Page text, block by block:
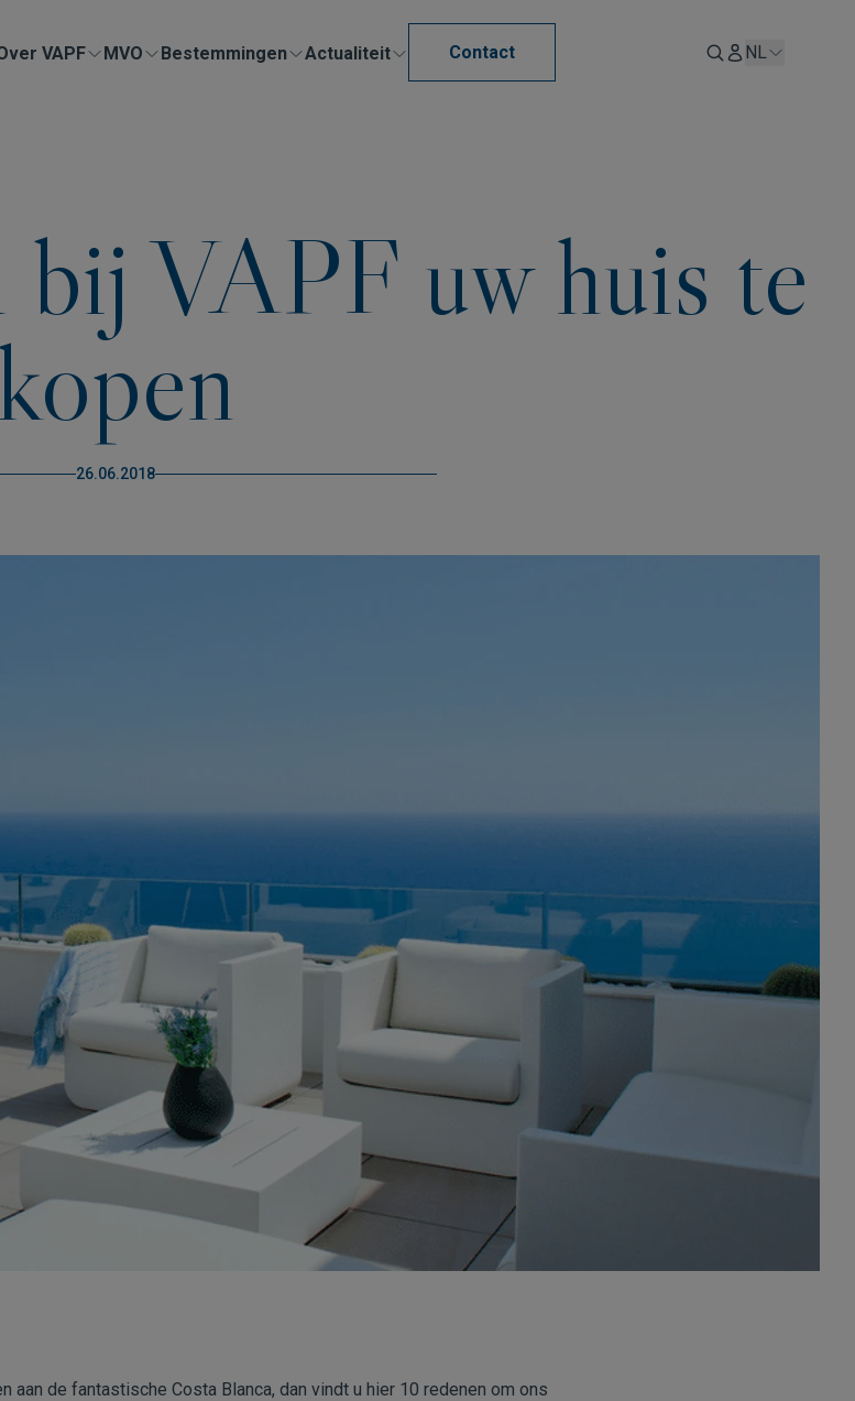
VAPF MVO Bestemmingen Actualiteit Contact NL
bij VAPF uw huis te
26.06.2018
aan de fantastische Costa Blanca, dan vindt u hier 10 redenen om ons